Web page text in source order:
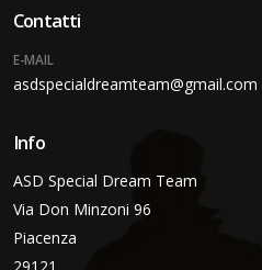
Contatti
E-MAIL
asdspecialdreamteam@gmail.com
Info
ASD Special Dream Team
Via Don Minzoni 96
Piacenza